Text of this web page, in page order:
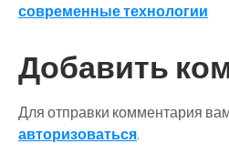
записям
современные технологии
Добавить
Для отправки комментария
авторизоваться.